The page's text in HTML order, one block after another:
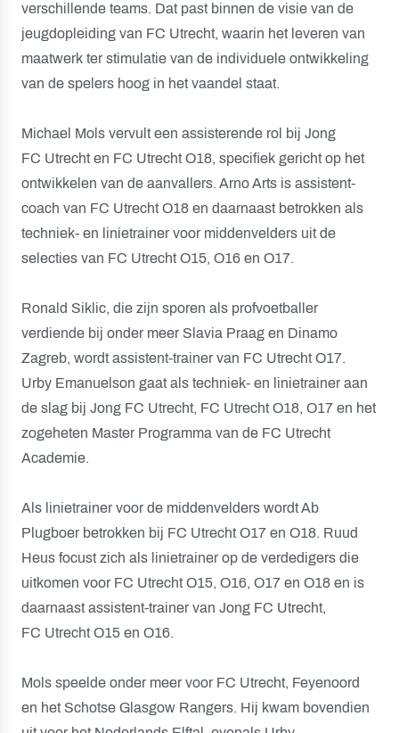
verschillende teams. Dat past binnen de visie van de
jeugdopleiding van FC Utrecht, waarin het leveren van
maatwerk ter stimulatie van de individuele ontwikkeling
van de spelers hoog in het vaandel staat.
Michael Mols vervult een assisterende rol bij Jong
FC Utrecht en FC Utrecht O18, specifiek gericht op het
ontwikkelen van de aanvallers. Arno Arts is assistent-
coach van FC Utrecht O18 en daarnaast betrokken als
techniek- en linietrainer voor middenvelders uit de
selecties van FC Utrecht O15, O16 en O17.
Ronald Siklic, die zijn sporen als profvoetballer
verdiende bij onder meer Slavia Praag en Dinamo
Zagreb, wordt assistent-trainer van FC Utrecht O17.
Urby Emanuelson gaat als techniek- en linietrainer aan
de slag bij Jong FC Utrecht, FC Utrecht O18, O17 en het
zogeheten Master Programma van de FC Utrecht
Academie.
Als linietrainer voor de middenvelders wordt Ab
Plugboer betrokken bij FC Utrecht O17 en O18. Ruud
Heus focust zich als linietrainer op de verdedigers die
uitkomen voor FC Utrecht O15, O16, O17 en O18 en is
daarnaast assistent-trainer van Jong FC Utrecht,
FC Utrecht O15 en O16.
Mols speelde onder meer voor FC Utrecht, Feyenoord
en het Schotse Glasgow Rangers. Hij kwam bovendien